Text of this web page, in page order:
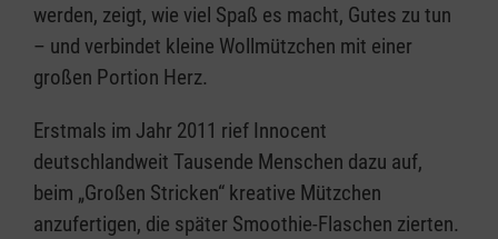
werden, zeigt, wie viel Spaß es macht, Gutes zu tun
– und verbindet kleine Wollmützchen mit einer
großen Portion Herz.
Erstmals im Jahr 2011 rief Innocent
deutschlandweit Tausende Menschen dazu auf,
beim „Großen Stricken“ kreative Mützchen
anzufertigen, die später Smoothie-Flaschen zierten.